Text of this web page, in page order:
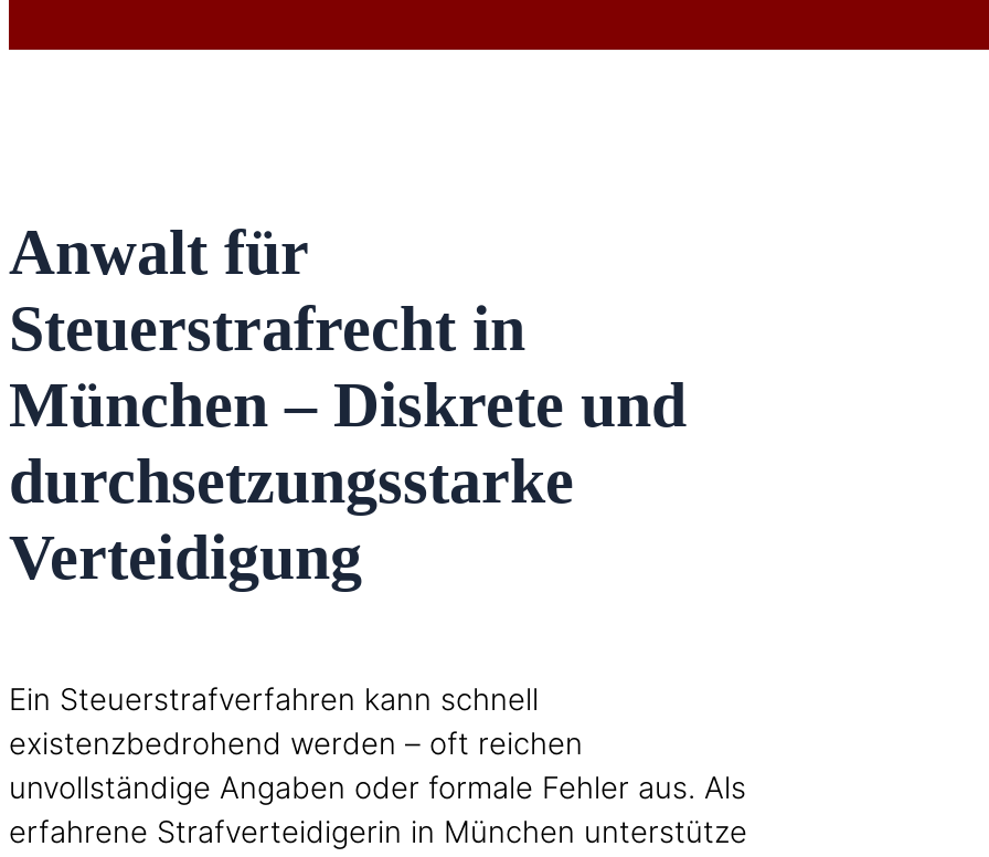
Anwalt für
Steuerstrafrecht in
München – Diskrete und
durchsetzungsstarke
Verteidigung
Ein Steuerstrafverfahren kann schnell
existenzbedrohend werden – oft reichen
unvollständige Angaben oder formale Fehler aus. Als
erfahrene Strafverteidigerin in München unterstütze